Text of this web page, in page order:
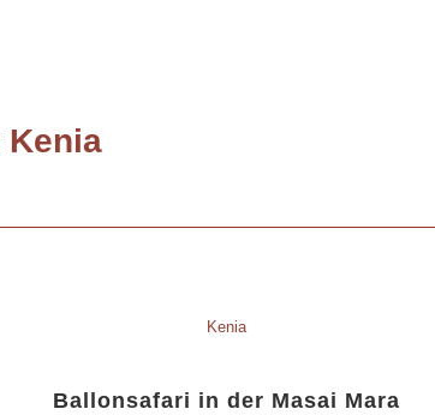
Kenia
Kenia
Ballonsafari in der Masai Mara